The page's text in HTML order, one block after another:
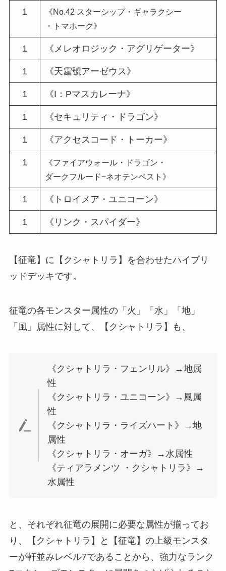
1
《No.42 スターシップ・ギャラクシー
・トマホーク》
1 《メレオロジック・アグリゲーター》
1 《天霆號アーゼウス》
1 《I：Pマスカレーナ》
1 《セキュリティ・ドラゴン》
1 《アクセスコード・トーカー》
1
《ファイアウォール・ドラゴン・
ダークフルード−ネオテンペスト》
1 《トロイメア・ユニコーン》
1 《リンク・スパイダー》
【征竜】に【クシャトリラ】を合わせたハイブリ
ッドデッキです。
征竜の各モンスター属性の「火」「水」「地」
「風」属性に対して、【クシャトリラ】も、
《クシャトリラ・フェンリル》→地属
性
《クシャトリラ・ユニコーン》→風属
性
《クシャトリラ・ライズハート》→地
属性
《クシャトリラ・オーガ》→水属性
《ティアラメンツ ・クシャトリラ》→
水属性
と、それぞれ征竜の展開に必要な属性が揃ってお
り、【クシャトリラ】と【征竜】の上級モンスタ
ーが軒並みレベル7であることから、強力なランク